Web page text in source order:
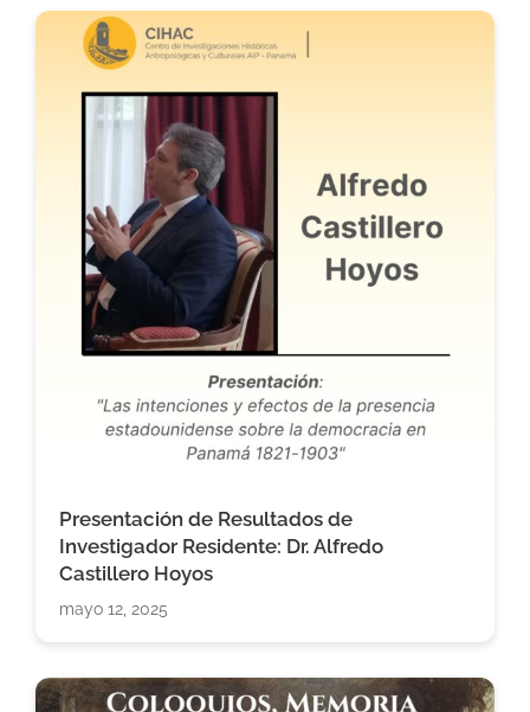
Presentación de Resultados de
Investigador Residente: Dr. Alfredo
Castillero Hoyos
mayo 12, 2025